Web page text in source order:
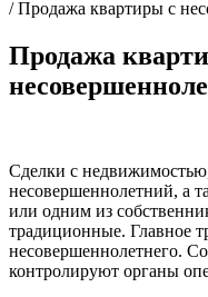
/Продажа квартиры с
Продажа
Сделки с
несовершеннолетний, а
или одним из
традиционные. Главное
несовершеннолетнего.
контролируют органы